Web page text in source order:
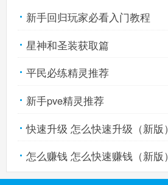
新手回归玩家必看入门教程
星神和圣装获取篇
平民必练精灵推荐
新手pve精灵推荐
快速升级 怎么快速升级（新版）
怎么赚钱 怎么快速赚钱（新版）